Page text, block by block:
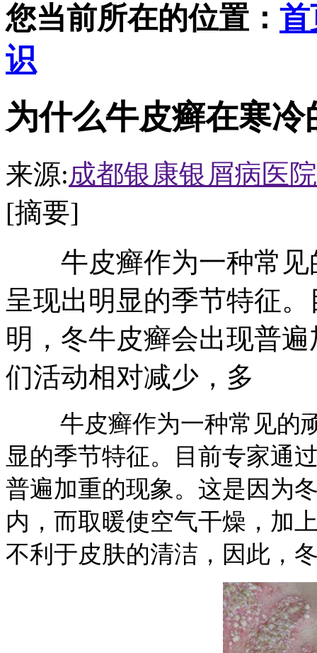
您当前所在的位置： 首
识
为什么牛皮癣在寒
来源:成都银康银屑病医院
[摘要]
牛皮癣作为一种常见
呈现出明显的季节特征
明，冬牛皮癣会出现普
们活动相对减少，多
牛皮癣作为一种常见的顽
显的季节特征。目前专家通
普遍加重的现象。这是因为
内，而取暖使空气干燥，加
不利于皮肤的清洁，因此，